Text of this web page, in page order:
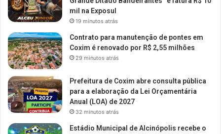
mil na Exposul
19 minutos atrás
Contrato para manutenção de pontes em
Coxim é renovado por R$ 2,55 milhões
29 minutos atrás
Prefeitura de Coxim abre consulta pública
para a elaboração da Lei Orçamentária
Anual (LOA) de 2027
32 minutos atrás
Estádio Municipal de Alcinópolis recebe o